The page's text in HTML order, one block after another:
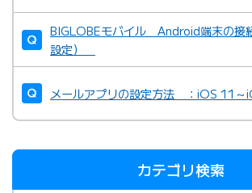
BIGLOBEモバイル Android端末の接
設定）
メールアプリの設定方法 ：iOS 11～
カテゴリ検索